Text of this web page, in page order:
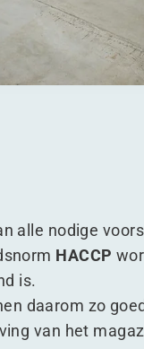
alle nodige
HACCP
is.
daarom zo
van het